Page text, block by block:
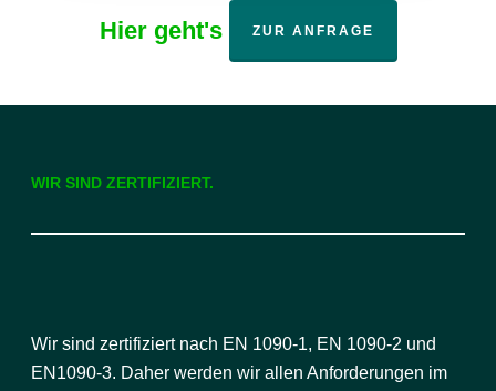
Hier geht's ZUR ANFRAGE
WIR SIND ZERTIFIZIERT.
Wir sind zertifiziert nach EN 1090-1, EN 1090-2 und
EN1090-3. Daher werden wir allen Anforderungen im